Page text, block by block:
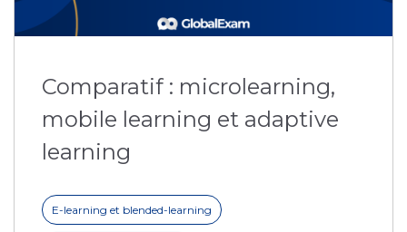
Comparatif : microlearning,
mobile learning et adaptive
learning
E-learning et blended-learning